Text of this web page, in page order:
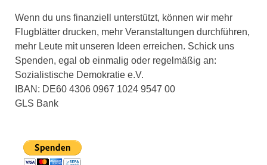
Wenn du uns finanziell unterstützt, können wir mehr
Flugblätter drucken, mehr Veranstaltungen durchführen,
mehr Leute mit unseren Ideen erreichen. Schick uns
Spenden, egal ob einmalig oder regelmäßig an:
Sozialistische Demokratie e.V.
IBAN: DE60 4306 0967 1024 9547 00
GLS Bank